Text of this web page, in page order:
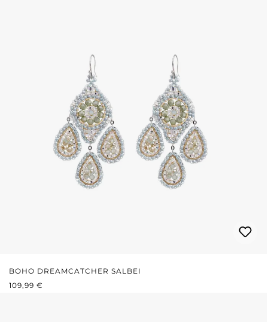
BOHO DREAMCATCHER SALBEI
REGULÄRER PREIS:
109,99 €